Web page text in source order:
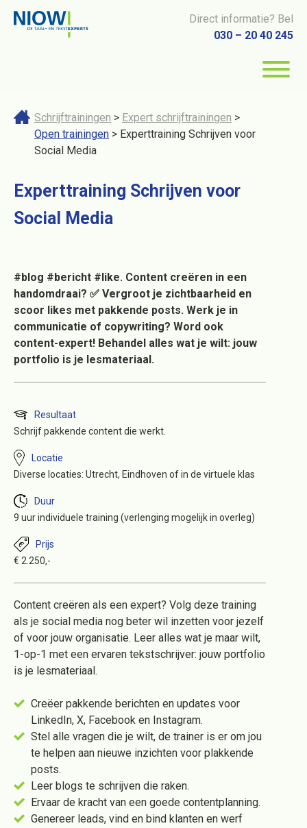
Direct informatie? Bel
030 – 20 40 245
Schrijftrainingen > Expert schrijftrainingen >
Open trainingen > Experttraining Schrijven voor
Social Media
Experttraining Schrijven voor
Social Media
#blog #bericht #like. Content creëren in een
handomdraai? ✅ Vergroot je zichtbaarheid en
scoor likes met pakkende posts. Werk je in
communicatie of copywriting? Word ook
content-expert! Behandel alles wat je wilt: jouw
portfolio is je lesmateriaal.
Resultaat
Schrijf pakkende content die werkt.
Locatie
Diverse locaties: Utrecht, Eindhoven of in de virtuele klas
Duur
9 uur individuele training (verlenging mogelijk in overleg)
Prijs
€ 2.250,-
Content creëren als een expert? Volg deze training
als je social media nog beter wil inzetten voor jezelf
of voor jouw organisatie. Leer alles wat je maar wilt,
1-op-1 met een ervaren tekstschrijver: jouw portfolio
is je lesmateriaal.
Creëer pakkende berichten en updates voor
LinkedIn, X, Facebook en Instagram.
Stel alle vragen die je wilt, de trainer is er om jou
te helpen aan nieuwe inzichten voor plakkende
posts.
Leer blogs te schrijven die raken.
Ervaar de kracht van een goede contentplanning.
Genereer leads, vind en bind klanten en werf